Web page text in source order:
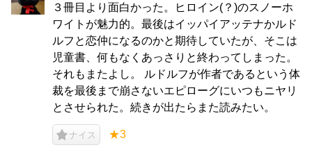
３冊目より面白かった。ヒロイン(？)のスノーホ
ワイトが魅力的。最後はイッパイアッテナかルド
ルフと恋仲になるのかと期待していたが、そこは
児童書、何もなくあっさりと終わってしまった。
それもまたよし。 ルドルフが作者であるという体
裁を最後まで崩さないエピローグにいつもニヤリ
とさせられた。続きが出たらまた読みたい。
ナイス ★3